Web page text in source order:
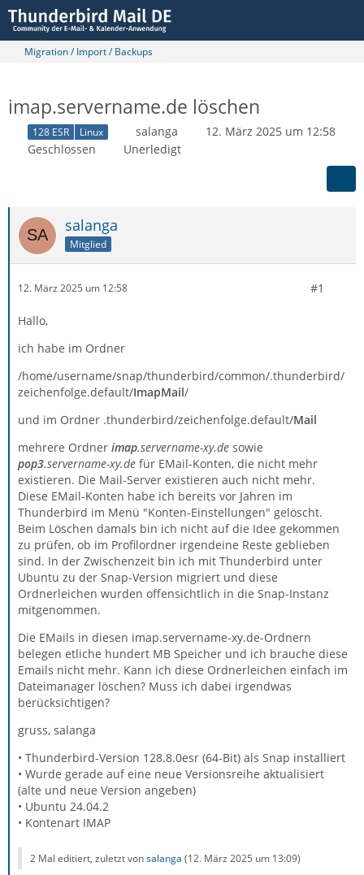
Migration / Import / Backups
imap.servername.de löschen
128 ESR Linux salanga
12. März 2025 um 12:58
Geschlossen
Unerledigt
salanga
Mitglied
12. März 2025 um 12:58 #1
Hallo,
ich habe im Ordner
/home/username/snap/thunderbird/common/.thunderbird/
zeichenfolge.default/ImapMail/
und im Ordner .thunderbird/zeichenfolge.default/Mail
mehrere Ordner imap.servername-xy.de sowie
pop3.servername-xy.de für EMail-Konten, die nicht mehr
existieren. Die Mail-Server existieren auch nicht mehr.
Diese EMail-Konten habe ich bereits vor Jahren im
Thunderbird im Menü "Konten-Einstellungen" gelöscht.
Beim Löschen damals bin ich nicht auf die Idee gekommen
zu prüfen, ob im Profilordner irgendeine Reste geblieben
sind. In der Zwischenzeit bin ich mit Thunderbird unter
Ubuntu zu der Snap-Version migriert und diese
Ordnerleichen wurden offensichtlich in die Snap-Instanz
mitgenommen.
Die EMails in diesen imap.servername-xy.de-Ordnern
belegen etliche hundert MB Speicher und ich brauche diese
Emails nicht mehr. Kann ich diese Ordnerleichen einfach im
Dateimanager löschen? Muss ich dabei irgendwas
berücksichtigen?
gruss, salanga
• Thunderbird-Version 128.8.0esr (64-Bit) als Snap installiert
• Wurde gerade auf eine neue Versionsreihe aktualisiert
(alte und neue Version angeben)
• Ubuntu 24.04.2
• Kontenart IMAP
2 Mal editiert, zuletzt vonsalanga (12. März 2025 um 13:09)